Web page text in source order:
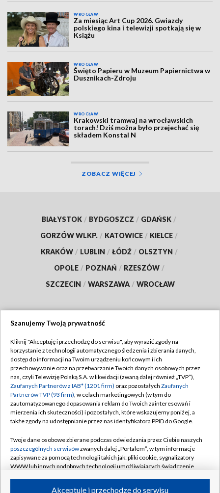
WROCŁAW
Za miesiąc Art Cup 2026. Gwiazdy
polskiego kina i telewizji spotkają się w
Książu
WROCŁAW
Święto Papieru w Muzeum Papiernictwa w
Dusznikach-Zdroju
WROCŁAW
Krakowski tramwaj na wrocławskich
torach! Dziś można było przejechać się
składem Konstal N
ZOBACZ WIĘCEJ
BIAŁYSTOK / BYDGOSZCZ / GDAŃSK /
GORZÓW WLKP. / KATOWICE / KIELCE /
KRAKÓW / LUBLIN / ŁÓDŹ / OLSZTYN /
OPOLE / POZNAŃ / RZESZÓW /
SZCZECIN / WARSZAWA / WROCŁAW
TVP
Abonament TVP
Emisja w TVP
Centrum informacji TVP
Naziemna Telewizja Cyfrowa
Rada Programowa
System NOS
Informacje o nadawcy
Regulamin TVP
Polityka prywatności
Moje zgody
Pomoc
Kontakt
Kanały
Szanujemy Twoją prywatność
Kliknij "Akceptuję i przechodzę do serwisu", aby wyrazić zgody na
korzystanie z technologii automatycznego śledzenia i zbierania danych,
dostęp do informacji na Twoim urządzeniu końcowym i ich
przechowywanie oraz na przetwarzanie Twoich danych osobowych przez
nas, czyli Telewizję Polską S.A. w likwidacji (zwaną dalej również „TVP”),
Zaufanych Partnerów z IAB* (1201 firm) oraz pozostałych Zaufanych
Partnerów TVP (93 firm), w celach marketingowych (w tym do
zautomatyzowanego dopasowania reklam do Twoich zainteresowań i
mierzenia ich skuteczności) i pozostałych, które wskazujemy poniżej, a
także zgody na udostępnianie przez nas identyfikatora PPID do Google.
Twoje dane osobowe zbierane podczas odwiedzania przez Ciebie naszych
poszczególnych serwisówzwanych dalej „Portalem”, w tym informacje
zapisywane za pomocą technologii takich jak: pliki cookie, sygnalizatory
WWW lub innych podobnych technologii umożliwiających świadczenie
Akceptuję i przechodzę do serwisu